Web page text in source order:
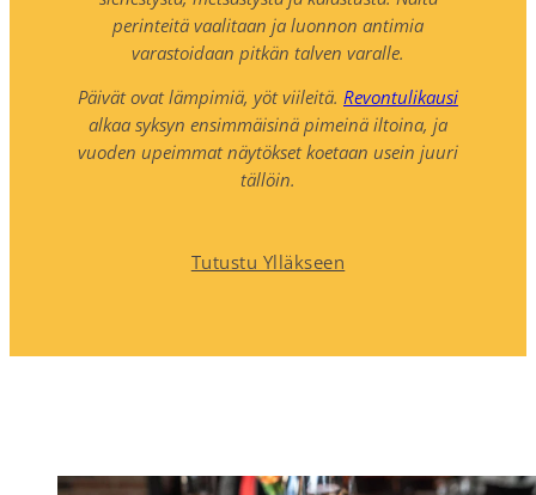
perinteitä vaalitaan ja luonnon antimia
varastoidaan pitkän talven varalle.
Päivät ovat lämpimiä, yöt viileitä. Revontulikausi
alkaa syksyn ensimmäisinä pimeinä iltoina, ja
vuoden upeimmat näytökset koetaan usein juuri
tällöin.
Tutustu Ylläkseen